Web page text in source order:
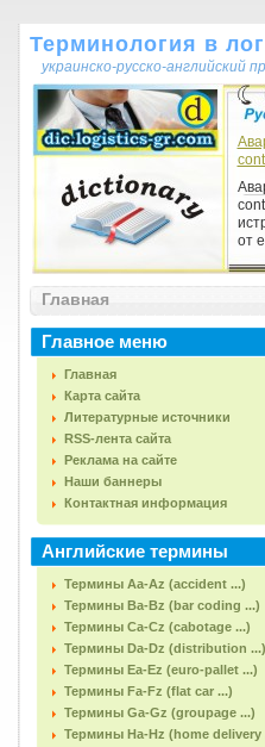
Терминология в
украинско-русско-
от
Главная
Главное меню
Главная
Карта сайта
Литературные источники
RSS-лента сайта
Реклама на сайте
Наши баннеры
Контактная информация
Английские термины
Термины Aa-Az (accident ...)
Термины Ba-Bz (bar coding ...)
Термины Ca-Cz (cabotage ...)
Термины Da-Dz (distribution ...)
Термины Ea-Ez (euro-pallet ...)
Термины Fa-Fz (flat car ...)
Термины Ga-Gz (groupage ...)
Термины Ha-Hz (home delivery